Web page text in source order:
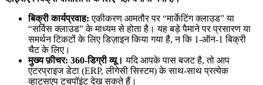
बिक्री कार्यप्रवाह: एकीकरण आमतौर पर “मार्केटिंग क्लाउड” या
“सर्विस क्लाउड” के माध्यम से होता है। यह बड़े पैमाने पर प्रसारण या
समर्थन टिकटों के लिए डिज़ाइन किया गया है, न कि 1-ऑन-1 बिक्री
चैट के लिए।
मुख्य फ़ीचर: 360-डिग्री व्यू। यदि आपके पास बजट है, तो आप
एंटरप्राइज डेटा (ERP, लीगेसी सिस्टम) के साथ-साथ प्रत्येक
व्हाट्सएप टचपॉइंट देख सकते हैं।